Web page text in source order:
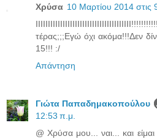
Χρύσα 10 Μαρτίου 2014 στις
τέρας;;;Εγώ όχι ακόμα!!!Δεν
15!!! :/
Απάντηση
Γιώτα Παπαδημακοπούλου
12:53 π.μ.
@ Χρύσα μου... ναι... και